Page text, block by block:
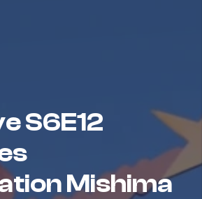
S6E12
Mishima